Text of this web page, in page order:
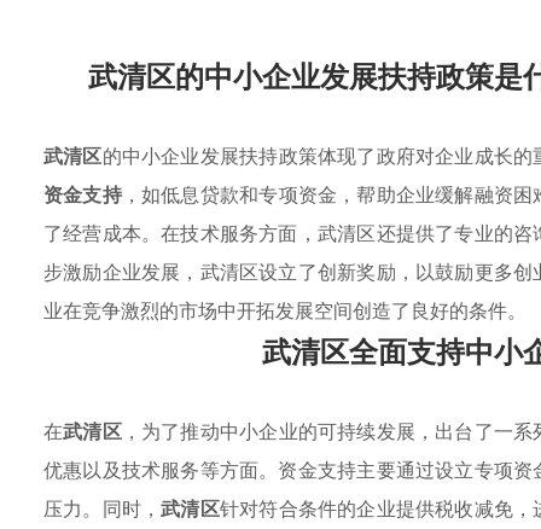
武清区的中小企业发展扶持政策是
武清区的中小企业发展扶持政策体现了政府对企业成长
资金支持，如低息贷款和专项资金，帮助企业缓解融资
了经营成本。在技术服务方面，武清区还提供了专业的
步激励企业发展，武清区设立了创新奖励，以鼓励更多
业在竞争激烈的市场中开拓发展空间创造了良好的条件。
武清区全面支持中小
在武清区，为了推动中小企业的可持续发展，出台了一
优惠以及技术服务等方面。资金支持主要通过设立专项
压力。同时，武清区针对符合条件的企业提供税收减免